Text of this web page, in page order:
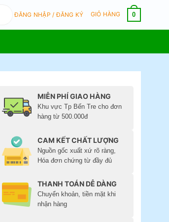
ĐĂNG NHẬP / ĐĂNG KÝ GIỎ HÀNG 0
MIỄN PHÍ GIAO HÀNG
Khu vực Tp Bến Tre cho đơn
hàng từ 500.000đ
CAM KẾT CHẤT LƯỢNG
Nguồn gốc xuất xứ rõ ràng,
Hóa đơn chứng từ đầy đủ
THANH TOÁN DỄ DÀNG
Chuyển khoản, tiền mặt khi
nhận hàng